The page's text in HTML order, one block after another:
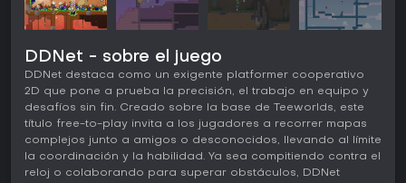
DDNet - sobre el juego
DDNet destaca como un exigente platformer cooperativo
2D que pone a prueba la precisión, el trabajo en equipo y
desafíos sin fin. Creado sobre la base de Teeworlds, este
título free-to-play invita a los jugadores a recorrer mapas
complejos junto a amigos o desconocidos, llevando al límite
la coordinación y la habilidad. Ya sea compitiendo contra el
reloj o colaborando para superar obstáculos, DDNet